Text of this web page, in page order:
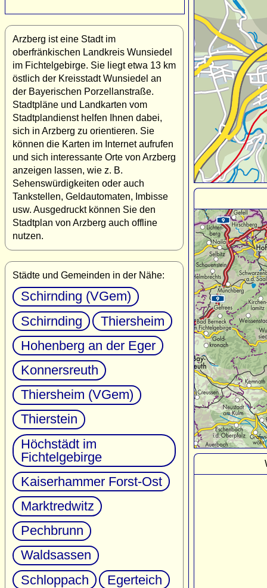
Arzberg ist eine Stadt im
oberfränkischen Landkreis Wunsiedel
im Fichtelgebirge. Sie liegt etwa 13 km
östlich der Kreisstadt Wunsiedel an
der Bayerischen Porzellanstraße.
Stadtpläne und Landkarten vom
Stadtplandienst helfen Ihnen dabei,
sich in Arzberg zu orientieren. Sie
können die Karten im Internet aufrufen
und sich interessante Orte von Arzberg
anzeigen lassen, wie z. B.
Sehenswürdigkeiten oder auch
Tankstellen, Geldautomaten, Imbisse
usw. Ausgedruckt können Sie den
Stadtplan von Arzberg auch offline
nutzen.
Städte und Gemeinden in der Nähe:
Schirnding (VGem)
Schirnding
Thiersheim
Hohenberg an der Eger
Konnersreuth
Thiersheim (VGem)
Thierstein
Höchstädt im
Fichtelgebirge
Kaiserhammer Forst-Ost
Marktredwitz
Pechbrunn
Waldsassen
Schloppach
Egerteich